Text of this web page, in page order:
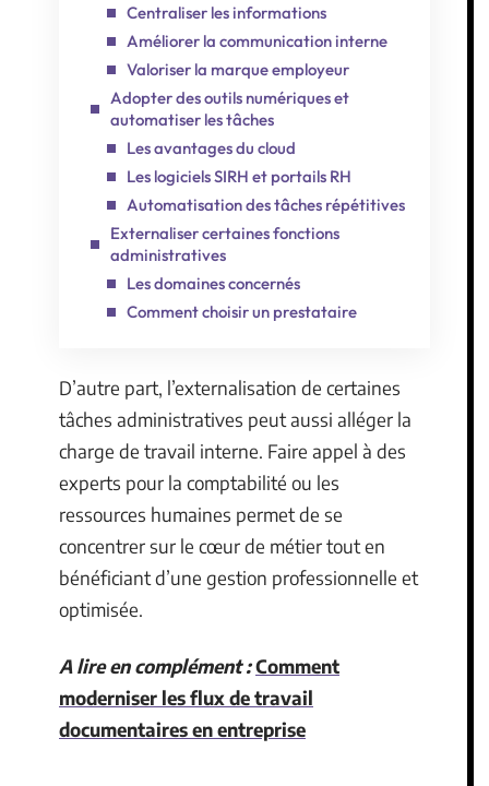
Centraliser les informations
Améliorer la communication interne
Valoriser la marque employeur
Adopter des outils numériques et
automatiser les tâches
Les avantages du cloud
Les logiciels SIRH et portails RH
Automatisation des tâches répétitives
Externaliser certaines fonctions
administratives
Les domaines concernés
Comment choisir un prestataire
D’autre part, l’externalisation de certaines
tâches administratives peut aussi alléger la
charge de travail interne. Faire appel à des
experts pour la comptabilité ou les
ressources humaines permet de se
concentrer sur le cœur de métier tout en
bénéficiant d’une gestion professionnelle et
optimisée.
A lire en complément :Comment
moderniser les flux de travail
documentaires en entreprise